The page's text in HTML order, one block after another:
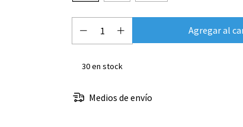
30en stock
Medios de envío